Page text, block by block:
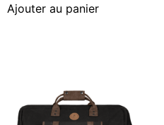
Ajouter au panier